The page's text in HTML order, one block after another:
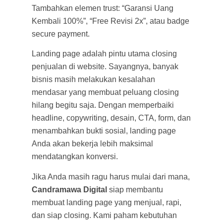
Tambahkan elemen trust: “Garansi Uang
Kembali 100%”, “Free Revisi 2x”, atau badge
secure payment.
Landing page adalah pintu utama closing
penjualan di website. Sayangnya, banyak
bisnis masih melakukan kesalahan
mendasar yang membuat peluang closing
hilang begitu saja. Dengan memperbaiki
headline, copywriting, desain, CTA, form, dan
menambahkan bukti sosial, landing page
Anda akan bekerja lebih maksimal
mendatangkan konversi.
Jika Anda masih ragu harus mulai dari mana,
Candramawa Digital siap membantu
membuat landing page yang menjual, rapi,
dan siap closing. Kami paham kebutuhan